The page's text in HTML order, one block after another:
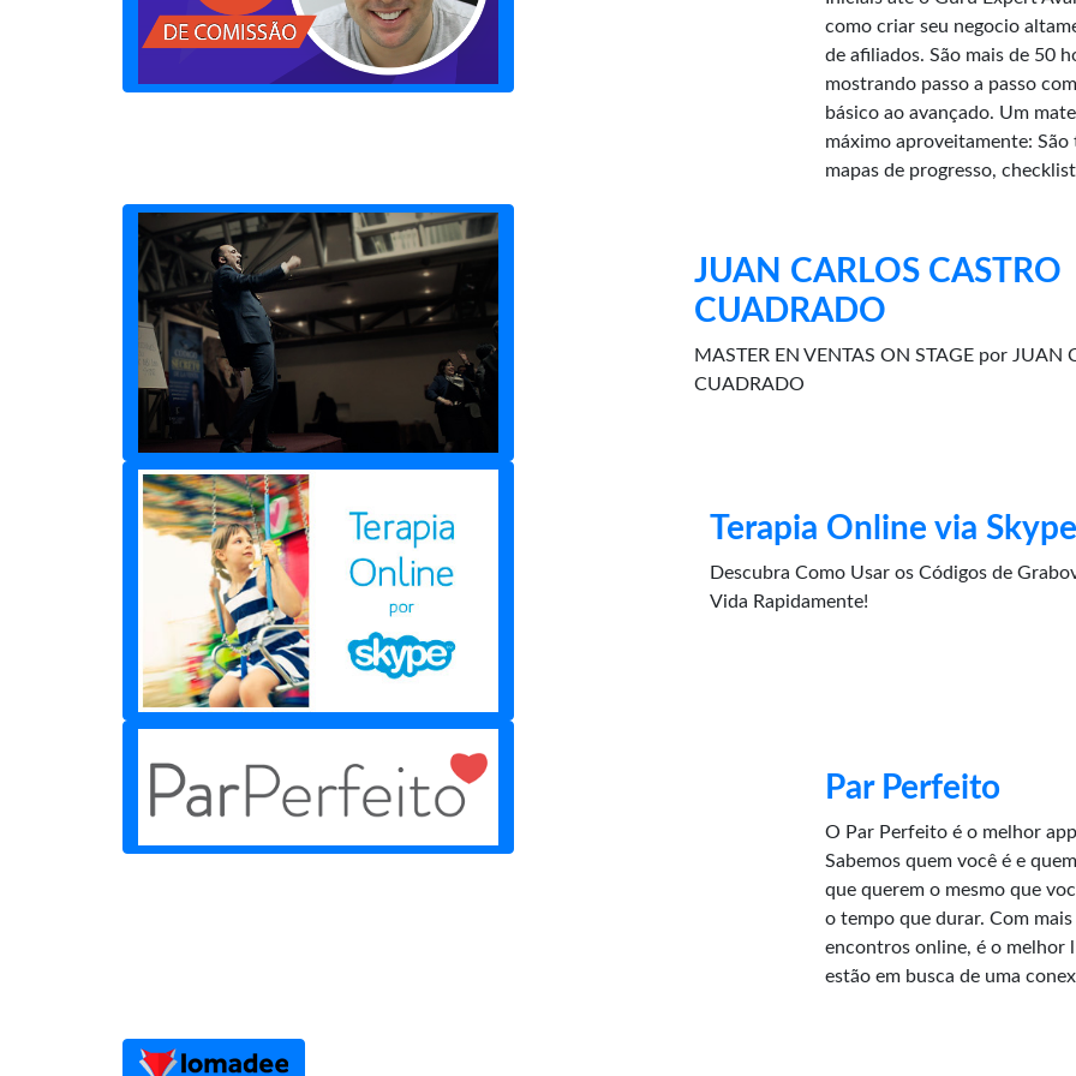
como criar seu negocio
de afiliados. São mais de 50
mostrando passo a passo
básico ao avançado. Um
máximo aproveitamente:
mapas de progresso,
JUAN CARLOS CASTRO
CUADRADO
MASTER EN VENTAS ON STAGE por JUAN
CUADRADO
Terapia Online via Skype
Descubra Como Usar os Códigos de
Vida Rapidamente!
Par Perfeito
O Par Perfeito é o melhor
Sabemos quem você é e
que querem o mesmo que
o tempo que durar. Com
encontros online, é o melhor
estão em busca de uma